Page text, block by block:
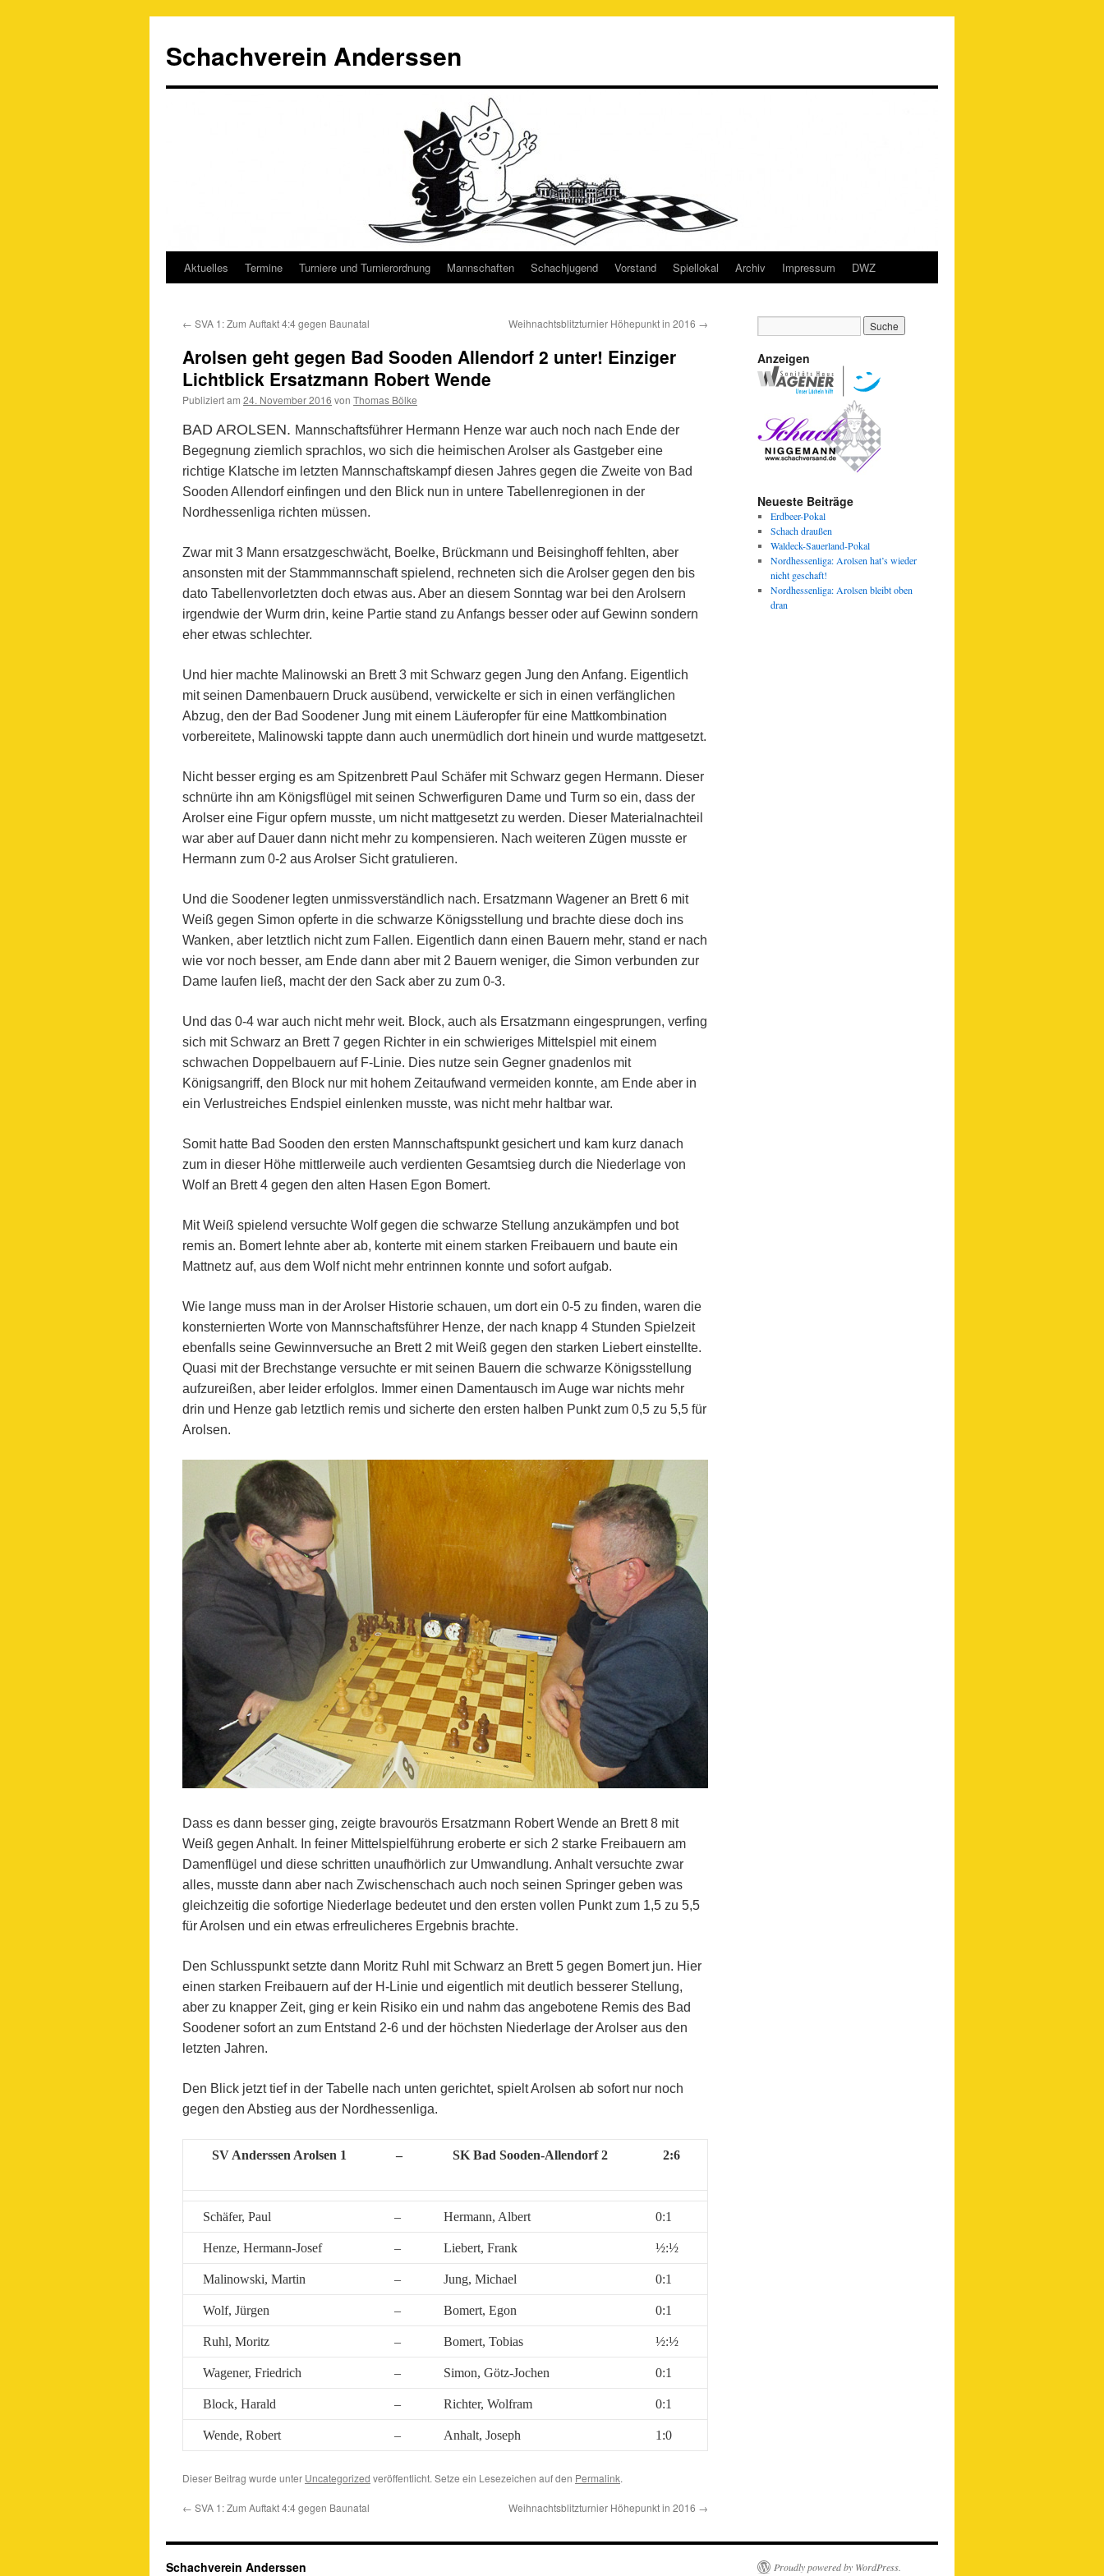
Schachverein Anderssen
Springe
Inhalt
Aktuelles Termine Turniere und Turnierordnung Mannschaften Schachjugend Vorstand Spiellokal Archiv Impressum DWZ
← SVA 1: Zum Auftakt 4:4 gegen Baunatal Weihnachtsblitzturnier Höhepunkt in 2016 →
Arolsen geht gegen Bad Sooden Allendorf 2 unter! Einziger
Lichtblick Ersatzmann Robert Wende
Publiziert am 24. November 2016 von Thomas Bölke
BAD AROLSEN. Mannschaftsführer Hermann Henze war auch noch nach Ende der
Begegnung ziemlich sprachlos, wo sich die heimischen Arolser als Gastgeber eine
richtige Klatsche im letzten Mannschaftskampf diesen Jahres gegen die Zweite von Bad
Sooden Allendorf einfingen und den Blick nun in untere Tabellenregionen in der
Nordhessenliga richten müssen.
Zwar mit 3 Mann ersatzgeschwächt, Boelke, Brückmann und Beisinghoff fehlten, aber
ansonsten mit der Stammmannschaft spielend, rechneten sich die Arolser gegen den bis
dato Tabellenvorletzten doch etwas aus. Aber an diesem Sonntag war bei den Arolsern
irgendwie der Wurm drin, keine Partie stand zu Anfangs besser oder auf Gewinn sondern
eher etwas schlechter.
Und hier machte Malinowski an Brett 3 mit Schwarz gegen Jung den Anfang. Eigentlich
mit seinen Damenbauern Druck ausübend, verwickelte er sich in einen verfänglichen
Abzug, den der Bad Soodener Jung mit einem Läuferopfer für eine Mattkombination
vorbereitete, Malinowski tappte dann auch unermüdlich dort hinein und wurde mattgesetzt.
Nicht besser erging es am Spitzenbrett Paul Schäfer mit Schwarz gegen Hermann. Dieser
schnürte ihn am Königsflügel mit seinen Schwerfiguren Dame und Turm so ein, dass der
Arolser eine Figur opfern musste, um nicht mattgesetzt zu werden. Dieser Materialnachteil
war aber auf Dauer dann nicht mehr zu kompensieren. Nach weiteren Zügen musste er
Hermann zum 0-2 aus Arolser Sicht gratulieren.
Und die Soodener legten unmissverständlich nach. Ersatzmann Wagener an Brett 6 mit
Weiß gegen Simon opferte in die schwarze Königsstellung und brachte diese doch ins
Wanken, aber letztlich nicht zum Fallen. Eigentlich dann einen Bauern mehr, stand er nach
wie vor noch besser, am Ende dann aber mit 2 Bauern weniger, die Simon verbunden zur
Dame laufen ließ, macht der den Sack aber zu zum 0-3.
Und das 0-4 war auch nicht mehr weit. Block, auch als Ersatzmann eingesprungen, verfing
sich mit Schwarz an Brett 7 gegen Richter in ein schwieriges Mittelspiel mit einem
schwachen Doppelbauern auf F-Linie. Dies nutze sein Gegner gnadenlos mit
Königsangriff, den Block nur mit hohem Zeitaufwand vermeiden konnte, am Ende aber in
ein Verlustreiches Endspiel einlenken musste, was nicht mehr haltbar war.
Somit hatte Bad Sooden den ersten Mannschaftspunkt gesichert und kam kurz danach
zum in dieser Höhe mittlerweile auch verdienten Gesamtsieg durch die Niederlage von
Wolf an Brett 4 gegen den alten Hasen Egon Bomert.
Mit Weiß spielend versuchte Wolf gegen die schwarze Stellung anzukämpfen und bot
remis an. Bomert lehnte aber ab, konterte mit einem starken Freibauern und baute ein
Mattnetz auf, aus dem Wolf nicht mehr entrinnen konnte und sofort aufgab.
Wie lange muss man in der Arolser Historie schauen, um dort ein 0-5 zu finden, waren die
konsternierten Worte von Mannschaftsführer Henze, der nach knapp 4 Stunden Spielzeit
ebenfalls seine Gewinnversuche an Brett 2 mit Weiß gegen den starken Liebert einstellte.
Quasi mit der Brechstange versuchte er mit seinen Bauern die schwarze Königsstellung
aufzureißen, aber leider erfolglos. Immer einen Damentausch im Auge war nichts mehr
drin und Henze gab letztlich remis und sicherte den ersten halben Punkt zum 0,5 zu 5,5 für
Arolsen.
Dass es dann besser ging, zeigte bravourös Ersatzmann Robert Wende an Brett 8 mit
Weiß gegen Anhalt. In feiner Mittelspielführung eroberte er sich 2 starke Freibauern am
Damenflügel und diese schritten unaufhörlich zur Umwandlung. Anhalt versuchte zwar
alles, musste dann aber nach Zwischenschach auch noch seinen Springer geben was
gleichzeitig die sofortige Niederlage bedeutet und den ersten vollen Punkt zum 1,5 zu 5,5
für Arolsen und ein etwas erfreulicheres Ergebnis brachte.
Den Schlusspunkt setzte dann Moritz Ruhl mit Schwarz an Brett 5 gegen Bomert jun. Hier
einen starken Freibauern auf der H-Linie und eigentlich mit deutlich besserer Stellung,
aber zu knapper Zeit, ging er kein Risiko ein und nahm das angebotene Remis des Bad
Soodener sofort an zum Entstand 2-6 und der höchsten Niederlage der Arolser aus den
letzten Jahren.
Den Blick jetzt tief in der Tabelle nach unten gerichtet, spielt Arolsen ab sofort nur noch
gegen den Abstieg aus der Nordhessenliga.
SV Anderssen Arolsen 1 – SK Bad Sooden-Allendorf 2 2:6
Schäfer, Paul – Hermann, Albert 0:1
Henze, Hermann-Josef – Liebert, Frank ½:½
Malinowski, Martin – Jung, Michael 0:1
Wolf, Jürgen – Bomert, Egon 0:1
Ruhl, Moritz – Bomert, Tobias ½:½
Wagener, Friedrich – Simon, Götz-Jochen 0:1
Block, Harald – Richter, Wolfram 0:1
Wende, Robert – Anhalt, Joseph 1:0
Dieser Beitrag wurde unter Uncategorized veröffentlicht. Setze ein Lesezeichen auf den Permalink.
← SVA 1: Zum Auftakt 4:4 gegen Baunatal Weihnachtsblitzturnier Höhepunkt in 2016 →
Anzeigen
Neueste Beiträge
Erdbeer-Pokal
Schach draußen
Waldeck-Sauerland-Pokal
Nordhessenliga: Arolsen hat’s wieder
nicht geschaft!
Nordhessenliga: Arolsen bleibt oben
dran
Schachverein Anderssen Proudly powered by WordPress.